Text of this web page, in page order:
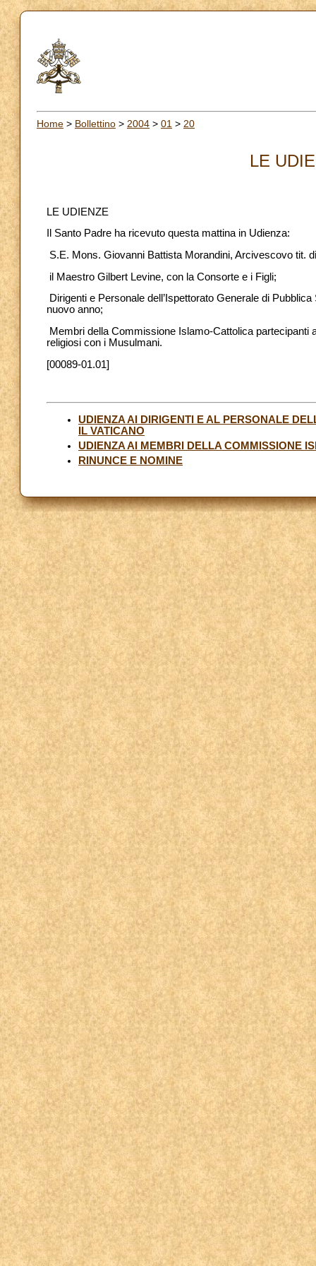
Home > Bollettino > 2004 > 01 > 20
LE
LE UDIENZE
Il Santo Padre ha ricevuto questa mattina in Udienza:
S.E. Mons. Giovanni Battista Morandini, Arcivescovo tit.
il Maestro Gilbert Levine, con la Consorte e i Figli;
Dirigenti e Personale dell’Ispettorato Generale di
nuovo anno;
Membri della Commissione Islamo-Cattolica partecipanti
religiosi con i Musulmani.
[00089-01.01]
UDIENZA AI DIRIGENTI E AL PERSONALE
IL VATICANO
UDIENZA AI MEMBRI DELLA COMMISSIONE
RINUNCE E NOMINE